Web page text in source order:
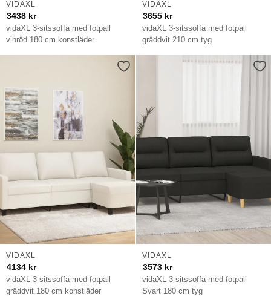
vidaXL 3-sitssoffa med fotpall
vinröd 180 cm konstläder
VIDAXL
3438 kr
vidaXL 3-sitssoffa med fotpall
gräddvit 210 cm tyg
VIDAXL
3655 kr
vidaXL 3-sitssoffa med fotpall
gräddvit 180 cm konstläder
VIDAXL
4134 kr
vidaXL 3-sitssoffa med fotpall
Svart 180 cm tyg
VIDAXL
3573 kr